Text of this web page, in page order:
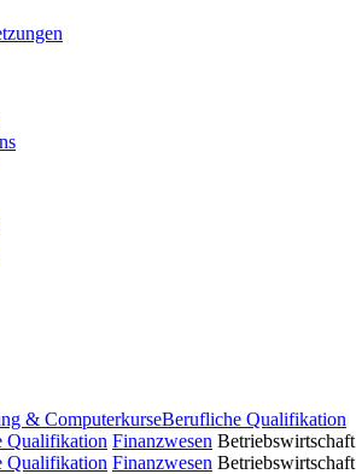
& ComputerkurseBerufliche Qualifikation
Qualifikation Finanzwesen Betriebswirtschaft
Qualifikation Finanzwesen Betriebswirtschaft